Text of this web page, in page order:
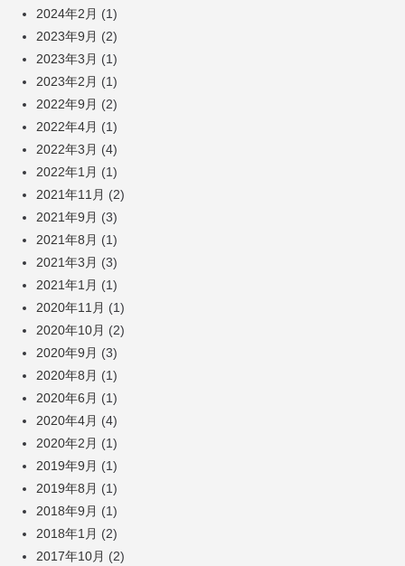
2024年2月 (1)
2023年9月 (2)
2023年3月 (1)
2023年2月 (1)
2022年9月 (2)
2022年4月 (1)
2022年3月 (4)
2022年1月 (1)
2021年11月 (2)
2021年9月 (3)
2021年8月 (1)
2021年3月 (3)
2021年1月 (1)
2020年11月 (1)
2020年10月 (2)
2020年9月 (3)
2020年8月 (1)
2020年6月 (1)
2020年4月 (4)
2020年2月 (1)
2019年9月 (1)
2019年8月 (1)
2018年9月 (1)
2018年1月 (2)
2017年10月 (2)